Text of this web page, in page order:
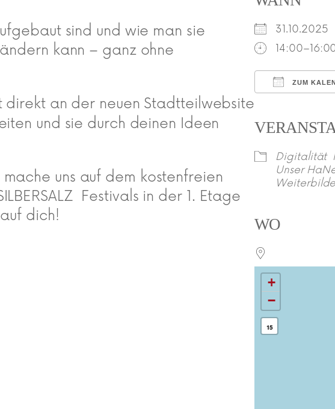
sind und wie man sie
kann – ganz ohne
direkt an der neuen Stadtteilwebsite
und sie durch deinen Ideen
uns auf dem kostenfreien
Festivals in der 1. Etage
dich!
31.10.2025
ZUM
Digitalität
Unser
WO
+
−
15